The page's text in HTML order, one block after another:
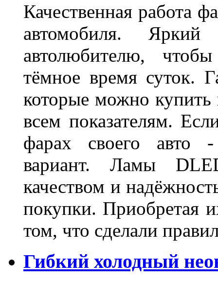
Качественная работа
автомобиля.
автолюбителю,
тёмное время суток.
которые можно
всем показателям.
фарах своего авто
вариант. Ламы
качеством и
покупки. Приобретая
том, что сделали
Гибкий холодный